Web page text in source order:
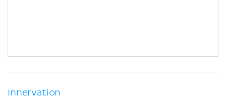
Innervation